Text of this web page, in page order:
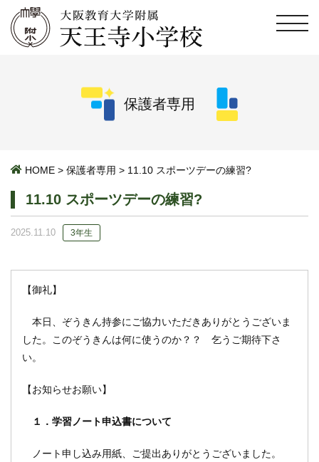
保護者専用
HOME > 保護者専用 > 11.10 スポーツデーの練習?
11.10 スポーツデーの練習?
2025.11.10 3年生
【御礼】
本日、ぞうきん持参にご協力いただきありがとうございま
した。このぞうきんは何に使うのか？？ 乞うご期待下さ
い。
【お知らせお願い】
１．学習ノート申込書について
ノート申し込み用紙、ご提出ありがとうございました。